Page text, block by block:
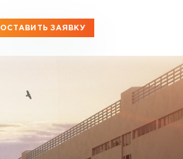
ОСТАВИТЬ ЗАЯВКУ